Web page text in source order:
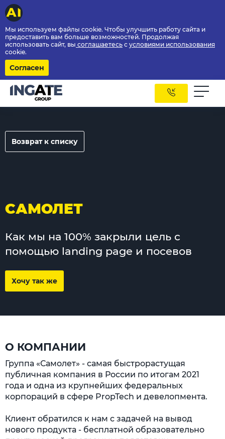
Мы используем файлы cookie. Чтобы улучшить работу сайта и
предоставить вам больше возможностей. Продолжая
использовать сайт, вы соглашаетесь с условиями использования
cookie.
Согласен
Возврат к списку
САМОЛЕТ
Как мы на 100% закрыли цель с
помощью landing page и посевов
Хочу так же
О КОМПАНИИ
Группа «Самолет» - самая быстрорастущая
публичная компания в России по итогам 2021
года и одна из крупнейших федеральных
корпораций в сфере PropTech и девелопмента.
Клиент обратился к нам с задачей на вывод
нового продукта - бесплатной образовательно